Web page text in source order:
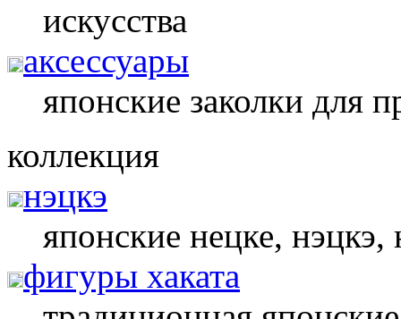
искусства
аксессуары
японские заколки для
коллекция
нэцкэ
японские нецке, нэцкэ,
фигуры хаката